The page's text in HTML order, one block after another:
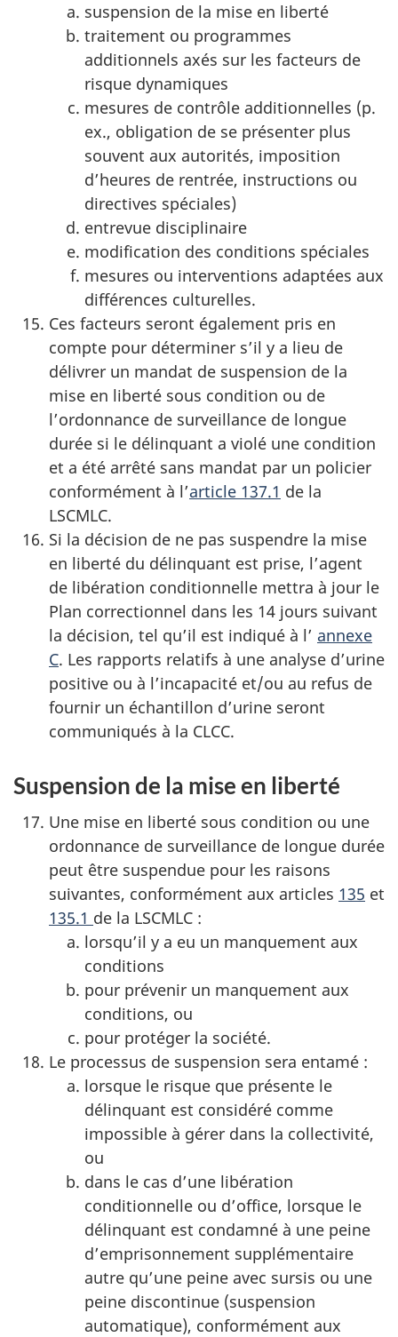
suspension de la mise en liberté
traitement ou programmes
additionnels axés sur les facteurs de
risque dynamiques
mesures de contrôle additionnelles (p.
ex., obligation de se présenter plus
souvent aux autorités, imposition
d’heures de rentrée, instructions ou
directives spéciales)
entrevue disciplinaire
modification des conditions spéciales
mesures ou interventions adaptées aux
différences culturelles.
Ces facteurs seront également pris en
compte pour déterminer s’il y a lieu de
délivrer un mandat de suspension de la
mise en liberté sous condition ou de
l’ordonnance de surveillance de longue
durée si le délinquant a violé une condition
et a été arrêté sans mandat par un policier
conformément à l’article 137.1 de la
LSCMLC.
Si la décision de ne pas suspendre la mise
en liberté du délinquant est prise, l’agent
de libération conditionnelle mettra à jour le
Plan correctionnel dans les 14 jours suivant
la décision, tel qu’il est indiqué à l’ annexe
C. Les rapports relatifs à une analyse d’urine
positive ou à l’incapacité et/ou au refus de
fournir un échantillon d’urine seront
communiqués à la CLCC.
Suspension de la mise en liberté
Une mise en liberté sous condition ou une
ordonnance de surveillance de longue durée
peut être suspendue pour les raisons
suivantes, conformément aux articles 135 et
135.1 de la LSCMLC :
lorsqu’il y a eu un manquement aux
conditions
pour prévenir un manquement aux
conditions, ou
pour protéger la société.
Le processus de suspension sera entamé :
lorsque le risque que présente le
délinquant est considéré comme
impossible à gérer dans la collectivité,
ou
dans le cas d’une libération
conditionnelle ou d’office, lorsque le
délinquant est condamné à une peine
d’emprisonnement supplémentaire
autre qu’une peine avec sursis ou une
peine discontinue (suspension
automatique), conformément aux